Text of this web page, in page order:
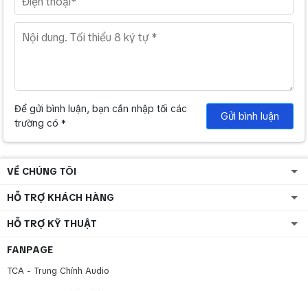
Để gửi bình luận, bạn cần nhập tối các
trường có *
Gửi bình luận
VỀ CHÚNG TÔI
HỖ TRỢ KHÁCH HÀNG
HỖ TRỢ KỸ THUẬT
FANPAGE
TCA - Trung Chính Audio